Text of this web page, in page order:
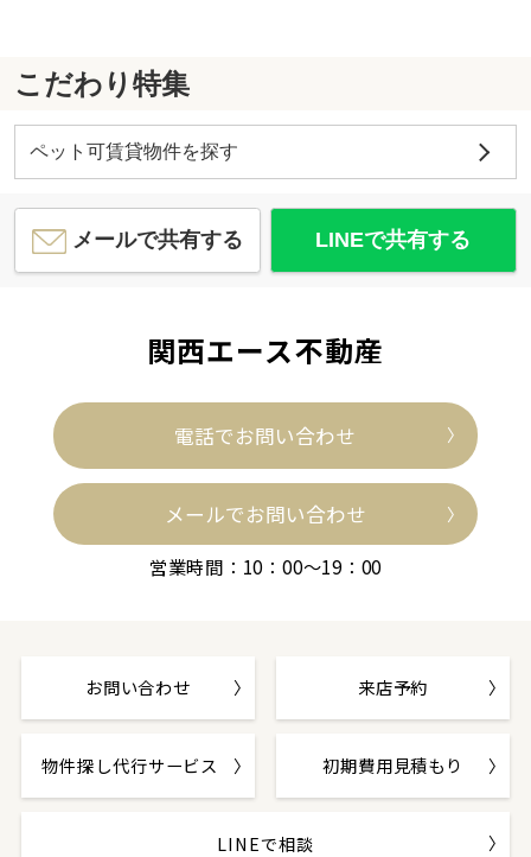
こだわり特集
ペット可賃貸物件を探す
メールで共有する LINEで共有する
関西エース不動産
電話でお問い合わせ
メールでお問い合わせ
営業時間：10：00～19：00
お問い合わせ 来店予約
物件探し代行サービス 初期費用見積もり
LINEで相談